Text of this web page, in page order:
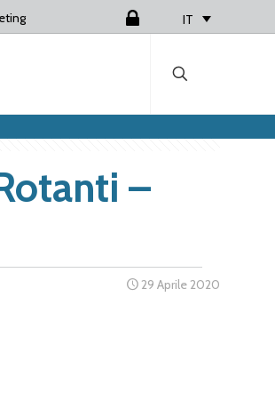
IT
–
29 Aprile 2020